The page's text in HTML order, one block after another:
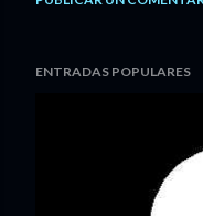
ENTRADAS POPULARES